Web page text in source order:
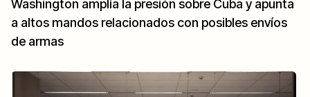
Washington amplía la presión sobre Cuba y apunta
a altos mandos relacionados con posibles envíos
de armas